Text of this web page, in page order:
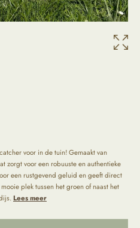
voor in de tuin! Gemaakt van
zorgt voor een robuuste en authentieke
een rustgevend geluid en geeft direct
plek tussen het groen of naast het
Lees meer